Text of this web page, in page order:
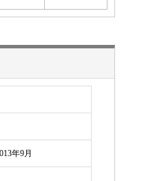
年9月